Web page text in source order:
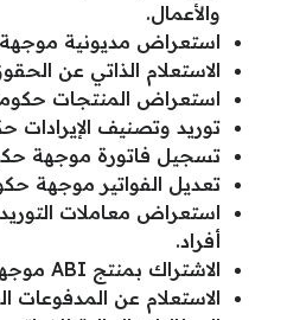
والأعمال.
استعراض مديونية موجهة
الاستعلام الذاتي عن
استعراض المنتجات
توريد وتصنيف الإيرادات
تسجيل فاتورة موجهة
تعديل الفواتير موجهة
استعراض معاملات
أفراد.
الاشتراك بمنتج ABI موجهة للحكومة والأعمال.
الاستعلام عن المدفوعات